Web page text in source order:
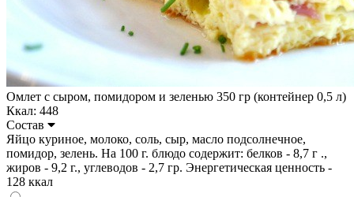
Омлет с сыром, помидором и зеленью 350 гр (контейнер 0,5 л)
Ккал: 448
Состав
Яйцо куриное, молоко, соль, сыр, масло подсолнечное,
помидор, зелень. На 100 г. блюдо содержит: белков - 8,7 г .,
жиров - 9,2 г., углеводов - 2,7 гр. Энергетическая ценность -
128 ккал